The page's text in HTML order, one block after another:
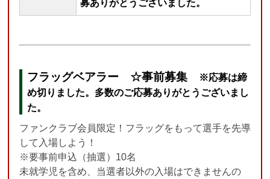
募ありがとうございました。
フラッグベアラー ☆事前募集
※応募は締
め切りました。多数のご応募ありがとうございまし
た。
ファンクラブ会員限定！フラッグをもって選手を先導
して入場しよう！
※要事前申込 （抽選）10名
未就学児を含め、当選者以外の入場はできませんの